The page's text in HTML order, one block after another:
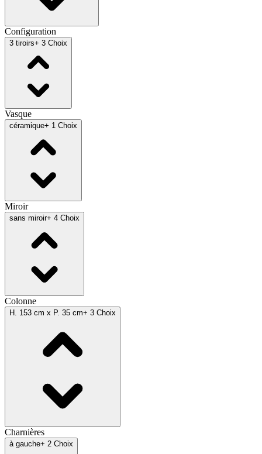
Configuration
3 tiroirs+ 3 Choix
Vasque
céramique+ 1 Choix
Miroir
sans miroir+ 4 Choix
Colonne
H. 153 cm x P. 35 cm+ 3 Choix
Charnières
à gauche+ 2 Choix